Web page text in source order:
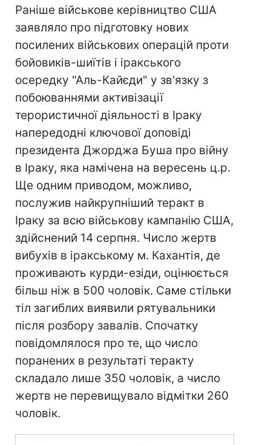
Раніше військове керівництво США
заявляло про підготовку нових
посилених військових операцій проти
бойовиків-шиїтів і іракського
осередку "Аль-Кайєди" у зв'язку з
побоюваннями активізації
терористичної діяльності в Іраку
напередодні ключової доповіді
президента Джорджа Буша про війну
в Іраку, яка намічена на вересень ц.р.
Ще одним приводом, можливо,
послужив найкрупніший теракт в
Іраку за всю військову кампанію США,
здійснений 14 серпня. Число жертв
вибухів в іракському м. Кахантія, де
проживають курди-езіди, оцінюється
більш ніж в 500 чоловік. Саме стільки
тіл загиблих виявили рятувальники
після розбору завалів. Спочатку
повідомлялося про те, що число
поранених в результаті теракту
складало лише 350 чоловік, а число
жертв не перевищувало відмітки 260
чоловік.